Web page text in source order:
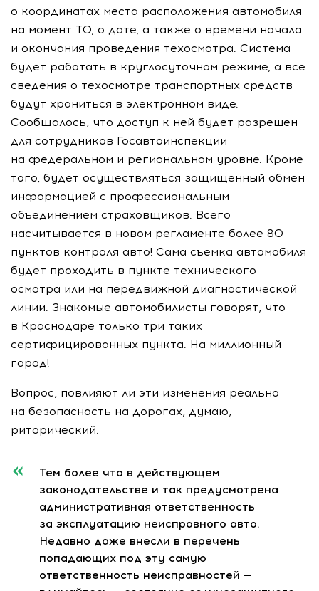
о координатах места расположения автомобиля
на момент ТО, о дате, а также о времени начала
и окончания проведения техосмотра. Система
будет работать в круглосуточном режиме, а все
сведения о техосмотре транспортных средств
будут храниться в электронном виде.
Сообщалось, что доступ к ней будет разрешен
для сотрудников Госавтоинспекции
на федеральном и региональном уровне. Кроме
того, будет осуществляться защищенный обмен
информацией с профессиональным
объединением страховщиков. Всего
насчитывается в новом регламенте более 80
пунктов контроля авто! Сама съемка автомобиля
будет проходить в пункте технического
осмотра или на передвижной диагностической
линии. Знакомые автомобилисты говорят, что
в Краснодаре только три таких
сертифицированных пункта. На миллионный
город!
Вопрос, повлияют ли эти изменения реально
на безопасность на дорогах, думаю,
риторический.
Тем более что в действующем
законодательстве и так предусмотрена
административная ответственность
за эксплуатацию неисправного авто.
Недавно даже внесли в перечень
попадающих под эту самую
ответственность неисправностей —